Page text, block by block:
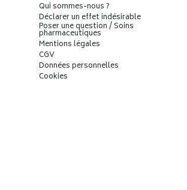
Qui sommes-nous ?
Déclarer un effet indésirable
Poser une question / Soins
pharmaceutiques
Mentions légales
CGV
Données personnelles
Cookies